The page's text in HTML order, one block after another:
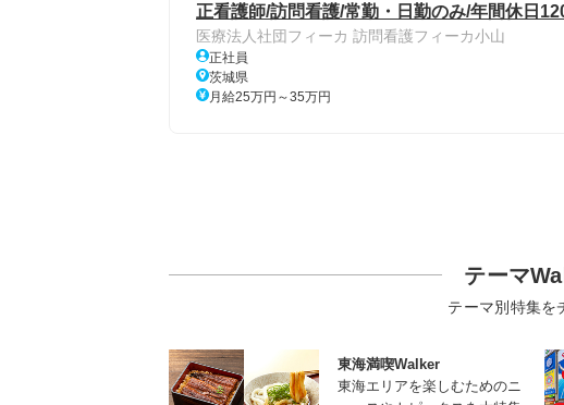
正看護師/訪問看護/常勤・日勤のみ/年間休日
医療法人社団フィーカ 訪問看護フィーカ小山
正社員
茨城県
月給25万円～35万円
テーマ
テーマ別特集を
東海満喫Walker
東海エリアを楽しむためのニ